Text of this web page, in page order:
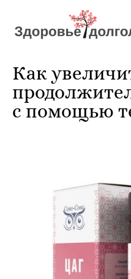
Как
с помощью